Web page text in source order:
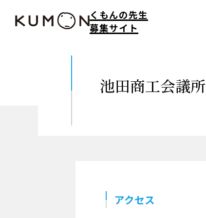
くもんの先生
募集サイト
池田商工会議所
アクセス